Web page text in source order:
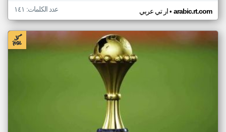
ار تي عربي• arabic.rt.com عدد الكلمات: ١٤١